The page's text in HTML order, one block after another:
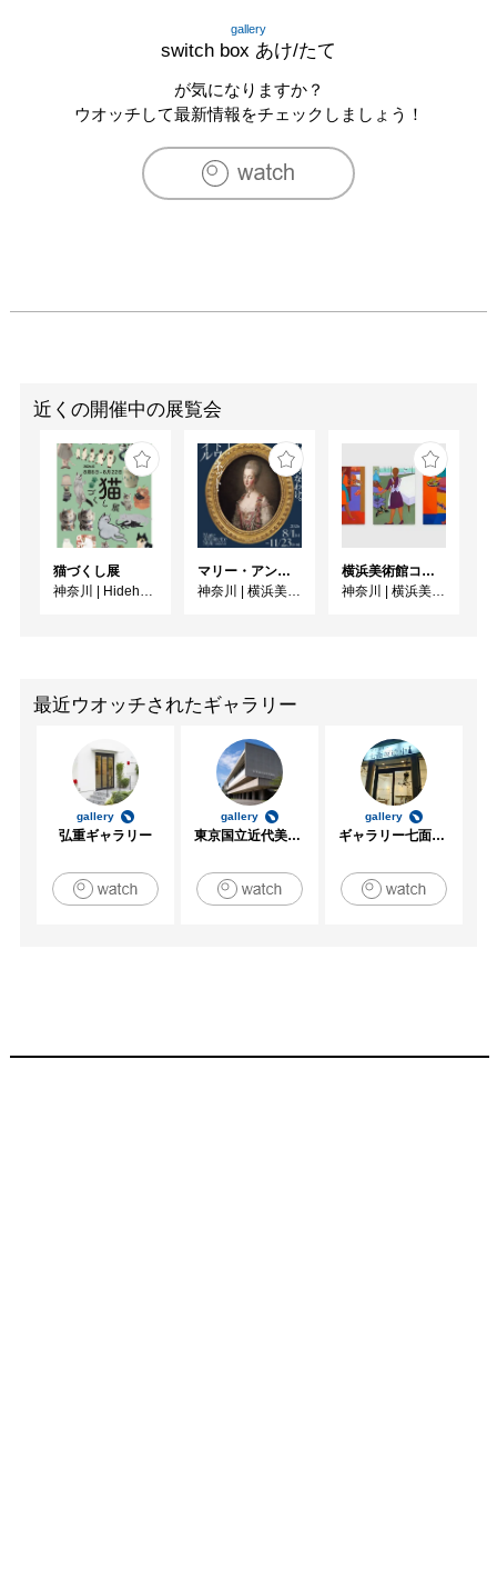
gallery
switch box あけ/たて
が気になりますか？
ウオッチして最新情報をチェックしましょう！
近くの開催中の展覧会
猫づくし展
神奈川
| Hideharu Fukasaku Gallery & Museum(FEI ART MUSEUM YOKOHAMA)
マリー・アントワネット・スタイル
神奈川
| 横浜美術館
横浜美術館コレクション展 海をこえてゆく彼女
神奈川
| 横浜美術館
最近ウオッチされたギャラリー
gallery
弘重ギャラリー
gallery
東京国立近代美術館
gallery
ギャラリー七面坂途中